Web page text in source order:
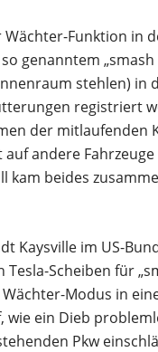
Funktion in
genanntem „smash
stehlen) in
registriert
der mitlaufenden
andere Fahrzeuge
kam beides
Kaysville im US-
Scheiben für
Modus in
wie ein Dieb
Pkw